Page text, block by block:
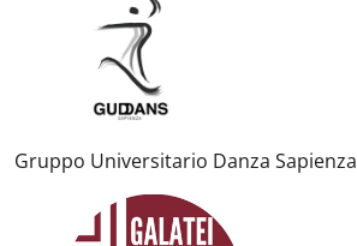
Gruppo Universitario Danza Sapienza